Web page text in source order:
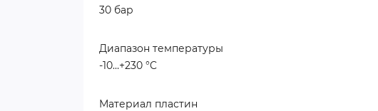
30 бар
Диапазон температуры
-10…+230 °C
Материал пластин